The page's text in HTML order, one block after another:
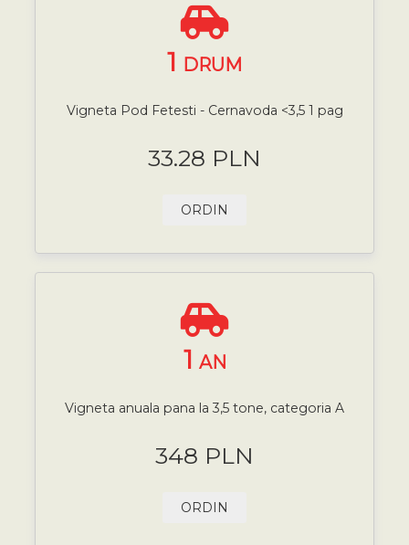
1 DRUM
Vigneta Pod Fetesti - Cernavoda <3,5 1 pag
33.28 PLN
ORDIN
1 AN
Vigneta anuala pana la 3,5 tone, categoria A
348 PLN
ORDIN